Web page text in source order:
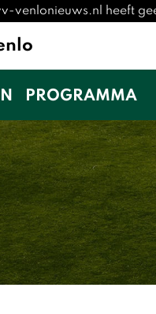
venlonieuws.nl heeft
PROGRAMMA